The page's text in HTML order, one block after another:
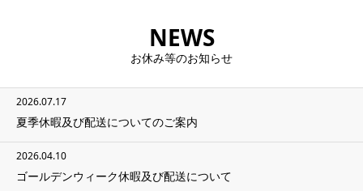
NEWS
お休み等のお知らせ
2026.07.17
夏季休暇及び配送についてのご案内
2026.04.10
ゴールデンウィーク休暇及び配送について